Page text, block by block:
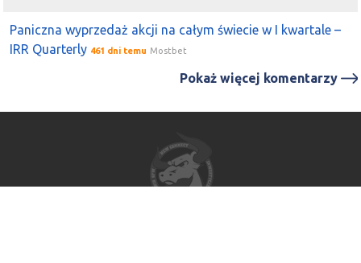
Paniczna wyprzedaż akcji na całym świecie w I kwartale –
IRR Quarterly 461 dni temu Mostbet
Pokaż więcej komentarzy